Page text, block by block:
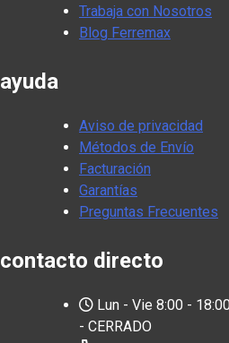
Trabaja con Nosotros
Blog Ferremax
ayuda
Aviso de privacidad
Métodos de Envío
Facturación
Garantías
Preguntas Frecuentes
contacto directo
Lun - Vie 8:00 -
- CERRADO